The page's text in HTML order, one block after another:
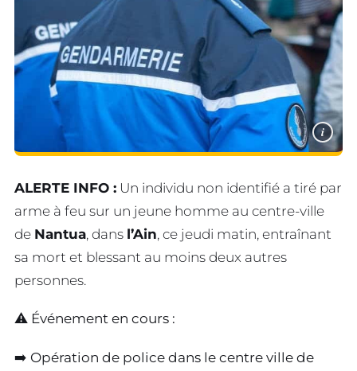
i
ALERTE INFO : Un individu non identifié a tiré par
arme à feu sur un jeune homme au centre-ville
de Nantua, dans l’Ain, ce jeudi matin, entraînant
sa mort et blessant au moins deux autres
personnes.
⚠️ Événement en cours :
➡️ Opération de police dans le centre ville de